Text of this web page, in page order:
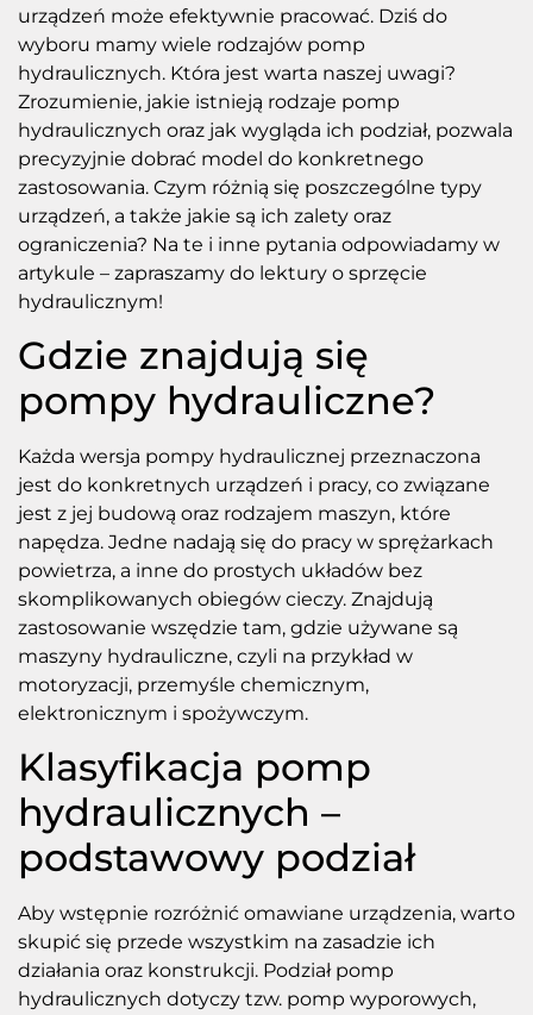
urządzeń może efektywnie pracować. Dziś do
wyboru mamy wiele rodzajów pomp
hydraulicznych. Która jest warta naszej uwagi?
Zrozumienie, jakie istnieją rodzaje pomp
hydraulicznych oraz jak wygląda ich podział, pozwala
precyzyjnie dobrać model do konkretnego
zastosowania. Czym różnią się poszczególne typy
urządzeń, a także jakie są ich zalety oraz
ograniczenia? Na te i inne pytania odpowiadamy w
artykule – zapraszamy do lektury o sprzęcie
hydraulicznym!
Gdzie znajdują się
pompy hydrauliczne?
Każda wersja pompy hydraulicznej przeznaczona
jest do konkretnych urządzeń i pracy, co związane
jest z jej budową oraz rodzajem maszyn, które
napędza. Jedne nadają się do pracy w sprężarkach
powietrza, a inne do prostych układów bez
skomplikowanych obiegów cieczy. Znajdują
zastosowanie wszędzie tam, gdzie używane są
maszyny hydrauliczne, czyli na przykład w
motoryzacji, przemyśle chemicznym,
elektronicznym i spożywczym.
Klasyfikacja pomp
hydraulicznych –
podstawowy podział
Aby wstępnie rozróżnić omawiane urządzenia, warto
skupić się przede wszystkim na zasadzie ich
działania oraz konstrukcji. Podział pomp
hydraulicznych dotyczy tzw. pomp wyporowych,